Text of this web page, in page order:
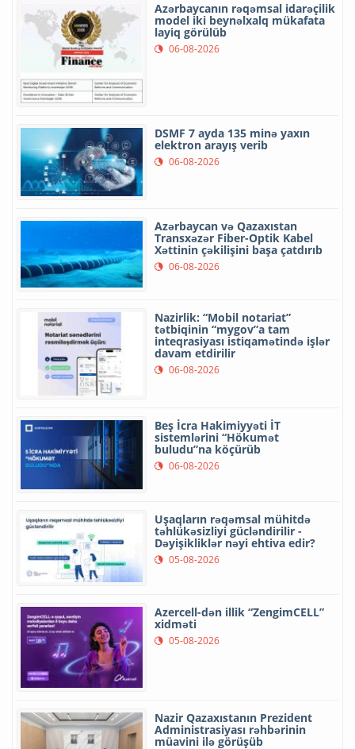
Azərbaycanın rəqəmsal idarəçilik
model iki beynəlxalq mükafata
layiq görülüb
06-08-2026
DSMF 7 ayda 135 minə yaxın
elektron arayış verib
06-08-2026
Azərbaycan və Qazaxıstan
Transxəzər Fiber-Optik Kabel
Xəttinin çəkilişini başa çatdırıb
06-08-2026
Nazirlik: “Mobil notariat”
tətbiqinin “mygov”a tam
inteqrasiyası istiqamətində işlər
davam etdirilir
06-08-2026
Beş İcra Hakimiyyəti İT
sistemlərini “Hökumət
buludu”na köçürüb
06-08-2026
Uşaqların rəqəmsal mühitdə
təhlükəsizliyi gücləndirilir -
Dəyişikliklər nəyi ehtiva edir?
05-08-2026
Azercell-dən illik “ZengimCELL”
xidməti
05-08-2026
Nazir Qazaxıstanın Prezident
Administrasiyası rəhbərinin
müavini ilə görüşüb